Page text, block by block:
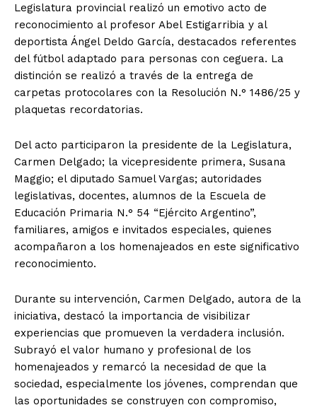
Legislatura provincial realizó un emotivo acto de
reconocimiento al profesor Abel Estigarribia y al
deportista Ángel Deldo García, destacados referentes
del fútbol adaptado para personas con ceguera. La
distinción se realizó a través de la entrega de
carpetas protocolares con la Resolución N.° 1486/25 y
plaquetas recordatorias.
Del acto participaron la presidente de la Legislatura,
Carmen Delgado; la vicepresidente primera, Susana
Maggio; el diputado Samuel Vargas; autoridades
legislativas, docentes, alumnos de la Escuela de
Educación Primaria N.° 54 “Ejército Argentino”,
familiares, amigos e invitados especiales, quienes
acompañaron a los homenajeados en este significativo
reconocimiento.
Durante su intervención, Carmen Delgado, autora de la
iniciativa, destacó la importancia de visibilizar
experiencias que promueven la verdadera inclusión.
Subrayó el valor humano y profesional de los
homenajeados y remarcó la necesidad de que la
sociedad, especialmente los jóvenes, comprendan que
las oportunidades se construyen con compromiso,